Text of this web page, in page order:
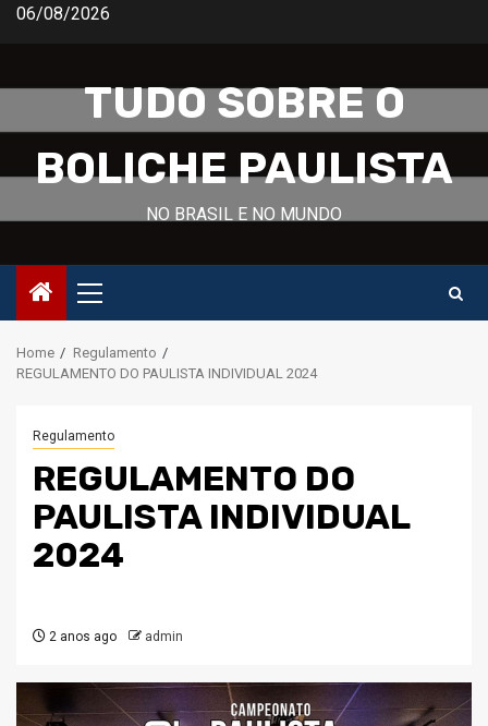
Skip06/08/2026
TUDO SOBRE O
BOLICHE PAULISTA
NO BRASIL E NO MUNDO
Primary
Menu
Home
Regulamento
REGULAMENTO DO PAULISTA INDIVIDUAL 2024
Regulamento
REGULAMENTO DO
PAULISTA INDIVIDUAL
2024
2 anos ago admin